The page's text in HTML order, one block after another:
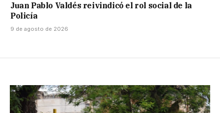
Juan Pablo Valdés reivindicó el rol social de la
Policía
9 de agosto de 2026